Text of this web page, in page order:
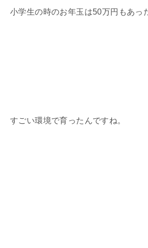
小学生の時のお年玉は50万円もあっ
すごい環境で育ったんですね。